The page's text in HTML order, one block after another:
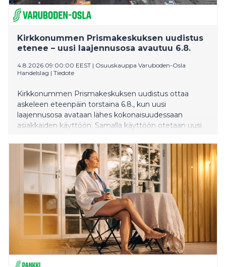
Kirkkonummen Prismakeskuksen uudistus
etenee – uusi laajennusosa avautuu 6.8.
4.8.2026 09:00:00 EEST | Osuuskauppa Varuboden-Osla
Handelslag | Tiedote
Kirkkonummen Prismakeskuksen uudistus ottaa
askeleen eteenpäin torstaina 6.8., kun uusi
laajennusosa avataan lähes kokonaisuudessaan
asiakkaiden käyttöön. Samalla käyttöön otetaan uusi
ja noutopalveluiden kokonaisuus laajenee ja
ravintolamaailma alkaa palvella asiakkaita vaiheittain.